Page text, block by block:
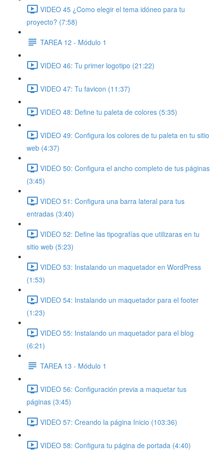
VIDEO 45 ¿Como elegir el tema idóneo para tu
proyecto? (7:58)
TAREA 12 - Módulo 1
VIDEO 46: Tu primer logotipo (21:22)
VIDEO 47: Tu favicon (11:37)
VIDEO 48: Define tu paleta de colores (5:35)
VIDEO 49: Configura los colores de tu paleta en tu sitio
web (4:37)
VIDEO 50: Configura el ancho completo de tus páginas
(3:45)
VIDEO 51: Configura una barra lateral para tus
entradas (3:40)
VIDEO 52: Define las tipografías que utilizaras en tu
sitio web (5:23)
VIDEO 53: Instalando un maquetador en WordPress
(1:53)
VIDEO 54: Instalando un maquetador para el footer
(1:23)
VIDEO 55: Instalando un maquetador para el blog
(6:21)
TAREA 13 - Módulo 1
VIDEO 56: Configuración previa a maquetar tus
páginas (3:45)
VIDEO 57: Creando la página Inicio (103:36)
VIDEO 58: Configura tu página de portada (4:40)